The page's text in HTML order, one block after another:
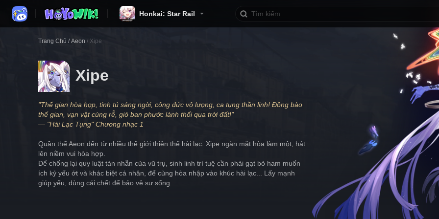
Honkai: Star Rail
Trang Chủ / Aeon / Xipe
Xipe
"Thế gian hòa hợp, tinh tú sáng ngời, công đức vô lượng, ca tụng thần linh! Đồng bào
thế gian, vạn vật cùng rễ, gió ban phước lành thổi qua trời đất!"
— "Hài Lạc Tụng" Chương nhạc 1
Quần thể Aeon đến từ nhiều thế giới thiên thể hài lạc. Xipe ngàn mặt hòa làm một, hát
lên niềm vui hòa hợp.
Để chống lại quy luật tàn nhẫn của vũ trụ, sinh linh trí tuệ cần phải gạt bỏ ham muốn
ích kỷ yếu ớt và khác biệt cá nhân, để cùng hòa nhập vào khúc hài lạc... Lấy mạnh
giúp yếu, dùng cái chết để bảo vệ sự sống.